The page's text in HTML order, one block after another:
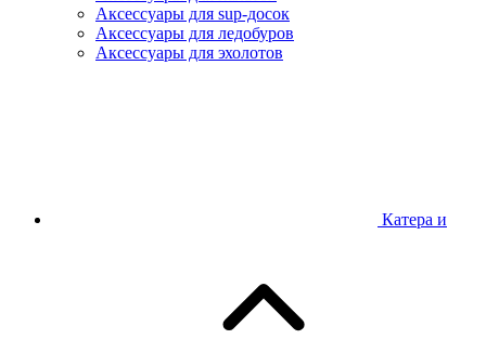
Аксессуары для sup-досок
Аксессуары для ледобуров
Аксессуары для эхолотов
Катера и